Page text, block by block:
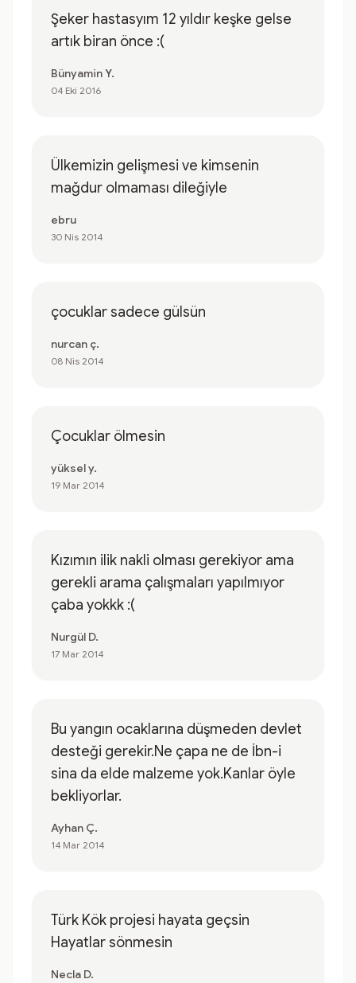
Şeker hastasyım 12 yıldır keşke gelse
artık biran önce :(
Bünyamin Y.
04 Eki 2016
Ülkemizin gelişmesi ve kimsenin
mağdur olmaması dileğiyle
ebru
30 Nis 2014
çocuklar sadece gülsün
nurcan ç.
08 Nis 2014
Çocuklar ölmesin
yüksel y.
19 Mar 2014
Kızımın ilik nakli olması gerekiyor ama
gerekli arama çalışmaları yapılmıyor
çaba yokkk :(
Nurgül D.
17 Mar 2014
Bu yangın ocaklarına düşmeden devlet
desteği gerekir.Ne çapa ne de İbn-i
sina da elde malzeme yok.Kanlar öyle
bekliyorlar.
Ayhan Ç.
14 Mar 2014
Türk Kök projesi hayata geçsin
Hayatlar sönmesin
Necla D.